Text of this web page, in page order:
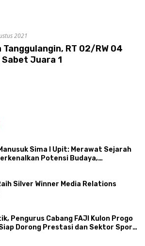
2021
Tanggulangin, RT 02/RW 04
Juara 1
Sima I Upit: Merawat Sejarah
Potensi Budaya,
Silver Winner Media Relations
Pengurus Cabang FAJI Kulon Progo
Dorong Prestasi dan Sektor Sport